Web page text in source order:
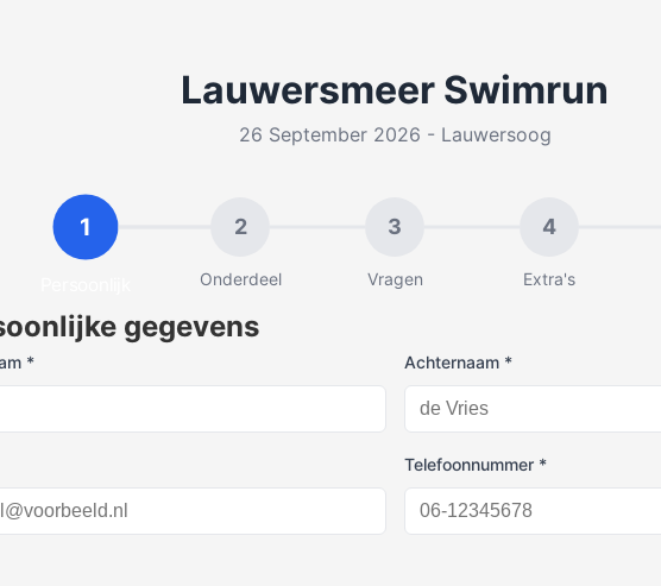
Lauwersmeer Swimrun
26 September 2026 - Lauwersoog
1 2
Onderdeel
3
Vragen
4
Extra's
gegevens
* Achternaam *
Telefoonnummer *